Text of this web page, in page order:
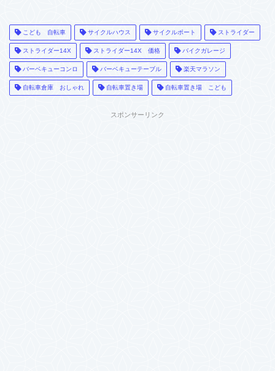
こども 自転車 サイクルハウス サイクルポート ストライダー
ストライダー14X ストライダー14X 価格 バイクガレージ
バーベキューコンロ バーベキューテーブル 楽天マラソン
自転車倉庫 おしゃれ 自転車置き場 自転車置き場 こども
スポンサーリンク